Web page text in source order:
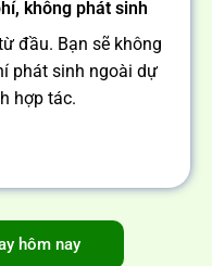
không phát sinh
đầu. Bạn sẽ không
phát sinh ngoài dự
hợp tác.
hôm nay